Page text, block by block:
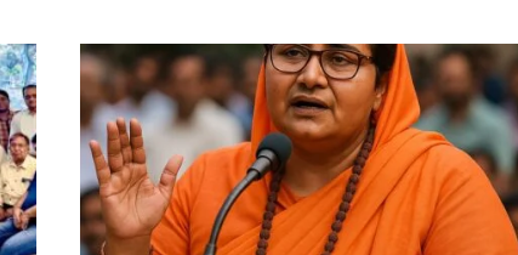
at
s
A
p
p
c
e
b
o
o
k
itt
e
r
k
e
dI
n
ai
l
ar
e